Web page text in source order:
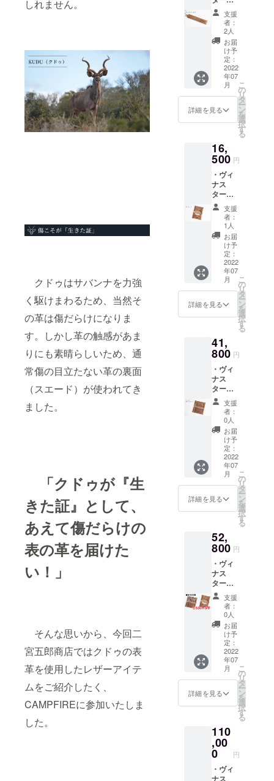
しれません。
クドゥはサバンナを力強
く駆けまわるため、当然そ
の革は傷だらけになりま
す。しかし革の触感があま
りにも素晴らしいため、通
常傷の目立たない革の裏面
（スエード）が使われてき
ました。
「クドゥが『生
きた証』として、
あえて傷だらけの
表の革を届けた
い！」
そんな思いから、今回二
宮五郎商店ではクドゥの表
革を使用したレザーアイテ
ムをご紹介したく、
CAMPFIREに参加いたしま
した。
ドバン、ク
ロムエクセ
リーグイ
リーニ、カ
ルロバダ
ラッシな
ど。
４社から取
ます。
販売先は国
内のみなら
ず、ノル
ウェー、イ
タリー、シ
ンガポール
と幅広い。
特にイタリ
アではミラ
レクト
ショップコ
ルソコモへ
の販売も始
丸みのある
シルエット
と内側の朱
色やゴール
ドが漆黒の
表革を際立
KAWAORIGA
は、日本の
誇る産
Wonder 500
にも選出さ
れ、
世界からも
高い評価を
受けていま
す。
皮革にはナ
チュラルス
マイルと
かさ、優し
さ、温かさ
などの持ち
味がありま
イルド
キーホ
ルダー
・こち
らは
CAMPF
IRE限定
先行販
売とな
りま
す。 ※
郵送に
て発送
いただ
きま
す。 ※
価格は
税込み
※送料込
み
支援
者：
2人
お届
け予
定：
2022
年07
月
詳細を見る
こ
の
リ
タ
ー
ン
を
選
択
す
る
16,
500 円
・ヴィ
ナス
ター
KAWAO
RIGAMI
名刺
カード
ケース
・こち
らは
CAMPF
IRE限定
先行販
売とな
りま
す。 ※
て発送
させて
いただ
きま
す。 ※
価格は
税込み
※送料込
支援
者：
1人
お届
け予
定：
2022
年07
月
詳細を見る
こ
の
リ
タ
ー
ン
を
選
択
す
る
41,
800 円
・ヴィ
ナス
ター
KAWAO
RIGAMI
グラ
ンウォ
レット
・こち
らは
CAMPF
IRE限定
先行販
売とな
りま
す。 ※
て発送
させて
いただ
きま
す。 ※
価格は
税込み
※送料込
支援
者：
0人
お届
け予
定：
2022
年07
月
詳細を見る
こ
の
リ
タ
ー
ン
を
選
択
す
る
52,
800 円
・ヴィ
ナス
ター
KAWAO
RIGAMI
グラ
ンウォ
レッ
ト 定
41,800
円 ・
ヴィナ
スター
KAWAO
RIGAMI
カード
ケー
ス 定
価
16,500
円 ・こ
支援
者：
0人
お届
け予
定：
2022
年07
月
詳細を見る
こ
の
リ
タ
ー
ン
を
選
択
す
る
110
,00
0 円
・ヴィ
ナス